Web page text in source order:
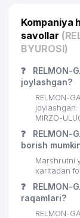
Kompaniya
savollar
BYUROSI)
❓
RELMON-
joylashgan?
RELMON-
joylashgan:
MIRZO-
❓
RELMON-
borish
Marshrutni
xaritadan
❓
RELMON-
raqamlari?
RELMON-